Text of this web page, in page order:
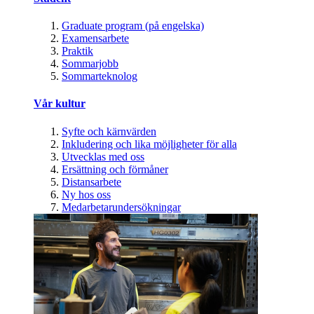
Graduate program (på engelska)
Examensarbete
Praktik
Sommarjobb
Sommarteknolog
Vår kultur
Syfte och kärnvärden
Inkludering och lika möjligheter för alla
Utvecklas med oss
Ersättning och förmåner
Distansarbete
Ny hos oss
Medarbetarundersökningar